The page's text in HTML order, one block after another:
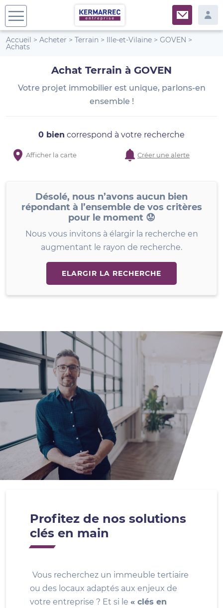
Accueil > Acheter > Terrain > Ille-et-Vilaine > GOVEN >
Achats
Achat Terrain à GOVEN
Votre projet immobilier est unique, parlons-en
ensemble !
0 bien correspond à votre recherche
Afficher la carte Créer une alerte
Désolé, nous n’avons aucun bien
répondant à l’ensemble de vos critères
pour le moment 😟
Nous vous invitons à élargir la recherche en
augmentant le rayon de recherche.
ELARGIR LA RECHERCHE
Profitez de nos solutions
clés en main
Vous recherchez un immeuble tertiaire
ou des locaux adaptés aux enjeux de
votre entreprise ? Et si le « clés en